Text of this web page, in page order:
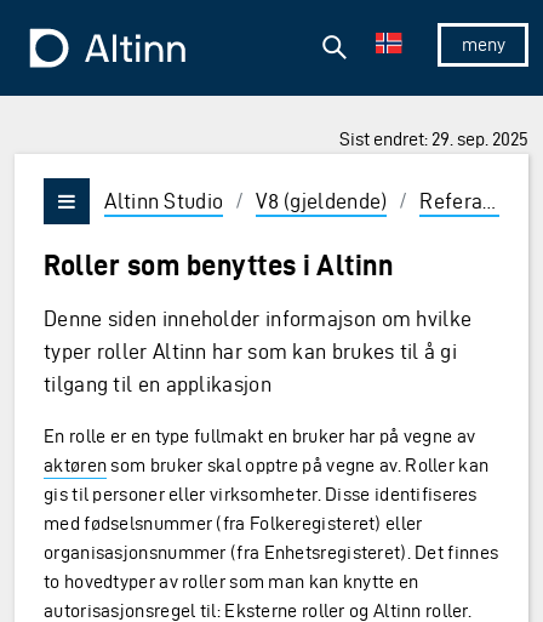
Vis/skjul
Søk
Sist endret: 29. sep. 2025
og Enter for å velge
Vis/skjul meny
Altinn Studio / V8 (gjeldende) / Referanse
Roller som benyttes i Altinn
Denne siden inneholder informajson om hvilke
typer roller Altinn har som kan brukes til å gi
tilgang til en applikasjon
En rolle er en type fullmakt en bruker har på vegne av
aktørensom bruker skal opptre på vegne av. Roller kan
gis til personer eller virksomheter. Disse identifiseres
med fødselsnummer (fra Folkeregisteret) eller
organisasjonsnummer (fra Enhetsregisteret). Det finnes
to hovedtyper av roller som man kan knytte en
autorisasjonsregel til: Eksterne roller og Altinn roller.